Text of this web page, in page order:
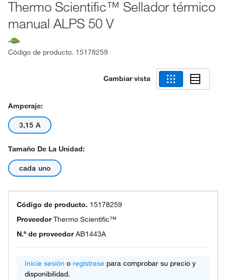
Thermo Scientific™ Sellador térmico
manual ALPS 50 V
Código de producto. 15178259
Cambiar vista
Amperaje:
3,15 A
Tamaño De La Unidad:
cada uno
Código de producto. 15178259
ProveedorThermo Scientific™
N.º de proveedor AB1443A
Inicie sesión o regístrese para comprobar su precio y
disponibilidad.